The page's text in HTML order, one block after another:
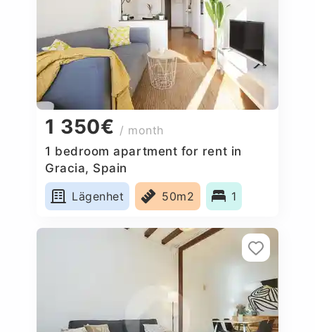
1 350€ / month
1 bedroom apartment for rent in
Gracia, Spain
Lägenhet
50m2 1